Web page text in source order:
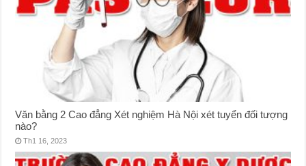
Văn bằng 2 Cao đẳng Xét nghiệm Hà Nội xét tuyển đối tượng
nào?
Th1 16, 2023